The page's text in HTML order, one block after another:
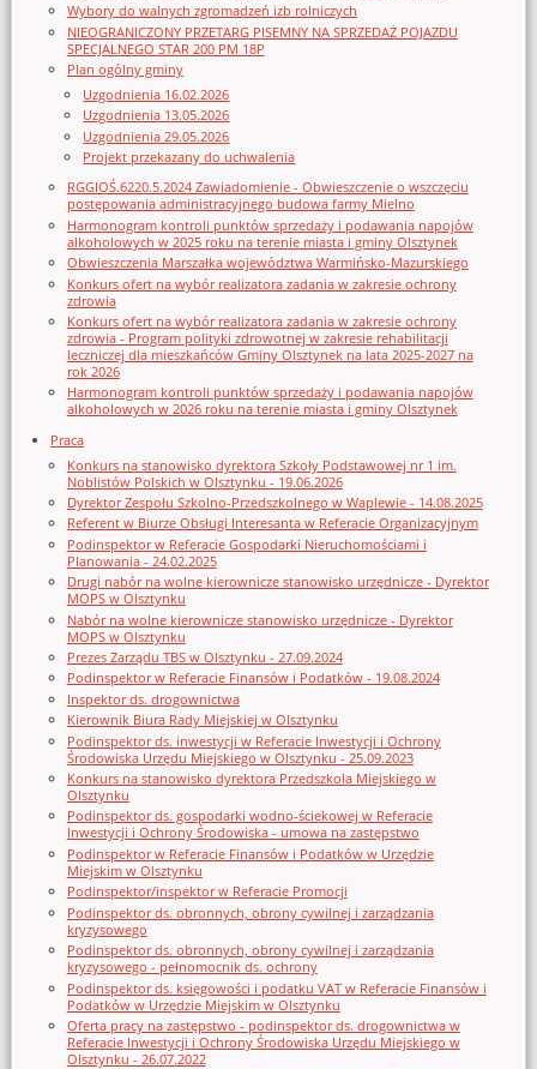
Wybory do walnych zgromadzeń izb rolniczych
NIEOGRANICZONY PRZETARG PISEMNY NA SPRZEDAŻ POJAZDU
SPECJALNEGO STAR 200 PM 18P
Plan ogólny gminy
Uzgodnienia 16.02.2026
Uzgodnienia 13.05.2026
Uzgodnienia 29.05.2026
Projekt przekazany do uchwalenia
RGGIOŚ.6220.5.2024 Zawiadomienie - Obwieszczenie o wszczęciu
postępowania administracyjnego budowa farmy Mielno
Harmonogram kontroli punktów sprzedaży i podawania napojów
alkoholowych w 2025 roku na terenie miasta i gminy Olsztynek
Obwieszczenia Marszałka województwa Warmińsko-Mazurskiego
Konkurs ofert na wybór realizatora zadania w zakresie ochrony
zdrowia
Konkurs ofert na wybór realizatora zadania w zakresie ochrony
zdrowia - Program polityki zdrowotnej w zakresie rehabilitacji
leczniczej dla mieszkańców Gminy Olsztynek na lata 2025-2027 na
rok 2026
Harmonogram kontroli punktów sprzedaży i podawania napojów
alkoholowych w 2026 roku na terenie miasta i gminy Olsztynek
Praca
Konkurs na stanowisko dyrektora Szkoły Podstawowej nr 1 im.
Noblistów Polskich w Olsztynku - 19.06.2026
Dyrektor Zespołu Szkolno-Przedszkolnego w Waplewie - 14.08.2025
Referent w Biurze Obsługi Interesanta w Referacie Organizacyjnym
Podinspektor w Referacie Gospodarki Nieruchomościami i
Planowania - 24.02.2025
Drugi nabór na wolne kierownicze stanowisko urzędnicze - Dyrektor
MOPS w Olsztynku
Nabór na wolne kierownicze stanowisko urzędnicze - Dyrektor
MOPS w Olsztynku
Prezes Zarządu TBS w Olsztynku - 27.09.2024
Podinspektor w Referacie Finansów i Podatków - 19.08.2024
Inspektor ds. drogownictwa
Kierownik Biura Rady Miejskiej w Olsztynku
Podinspektor ds. inwestycji w Referacie Inwestycji i Ochrony
Środowiska Urzędu Miejskiego w Olsztynku - 25.09.2023
Konkurs na stanowisko dyrektora Przedszkola Miejskiego w
Olsztynku
Podinspektor ds. gospodarki wodno-ściekowej w Referacie
Inwestycji i Ochrony Środowiska - umowa na zastępstwo
Podinspektor w Referacie Finansów i Podatków w Urzędzie
Miejskim w Olsztynku
Podinspektor/inspektor w Referacie Promocji
Podinspektor ds. obronnych, obrony cywilnej i zarządzania
kryzysowego
Podinspektor ds. obronnych, obrony cywilnej i zarządzania
kryzysowego - pełnomocnik ds. ochrony
Podinspektor ds. księgowości i podatku VAT w Referacie Finansów i
Podatków w Urzędzie Miejskim w Olsztynku
Oferta pracy na zastępstwo - podinspektor ds. drogownictwa w
Referacie Inwestycji i Ochrony Środowiska Urzędu Miejskiego w
Olsztynku - 26.07.2022